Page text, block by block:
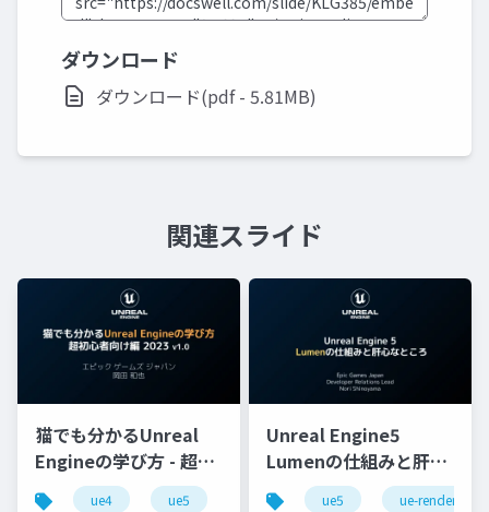
ダウンロード
ダウンロード(pdf - 5.81MB)
関連スライド
猫でも分かるUnreal
Engineの学び方 - 超初
心者向け編 - 2023 v1.0
ue4 ue5 ue-beginner
Unreal Engine5
Lumenの仕組みと肝心
なところ
ue5 ue-rendering